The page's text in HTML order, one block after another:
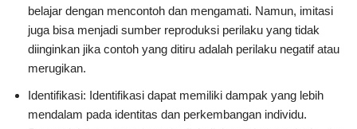
belajar dengan mencontoh dan mengamati. Namun, imitasi
juga bisa menjadi sumber reproduksi perilaku yang tidak
diinginkan jika contoh yang ditiru adalah perilaku negatif atau
merugikan.
Identifikasi: Identifikasi dapat memiliki dampak yang lebih
mendalam pada identitas dan perkembangan individu.